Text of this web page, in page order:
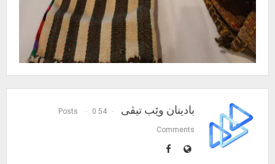
بادینان وێب تیڤی 54 Posts
0
Comments